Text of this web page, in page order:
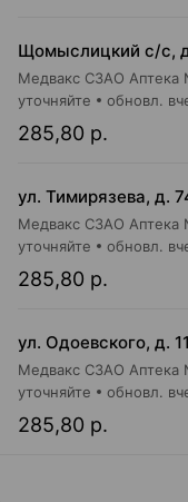
Щомыслицкий с/с,
Медвакс СЗАО Аптека
285,80 р.
уточняйте обновл.
Медвакс СЗАО Аптека
285,80 р.
уточняйте обновл.
ул. Одоевского, д.
Медвакс СЗАО Аптека
285,80 р.
уточняйте обновл.